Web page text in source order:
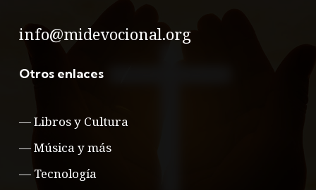
info@midevocional.org
Otros enlaces
—Libros y Cultura
—Música y más
— Tecnología